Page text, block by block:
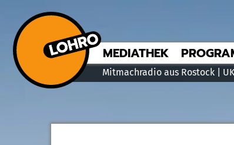
Mitmachradio aus Rostock |
MEDIATHEK